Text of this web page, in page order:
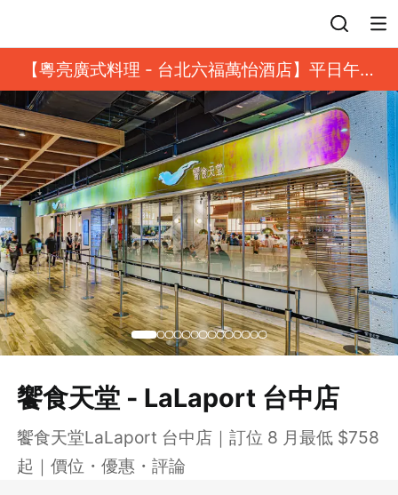
【粵亮廣式料理 - 台北六福萬怡酒店】平日午餐
8 折起｜靓港點套餐
饗食天堂 - LaLaport 台中店
饗食天堂LaLaport 台中店｜訂位 8 月最低 $758
起｜價位・優惠・評論